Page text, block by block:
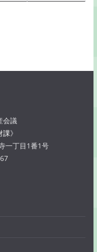
会議
課》
一丁目1番1号